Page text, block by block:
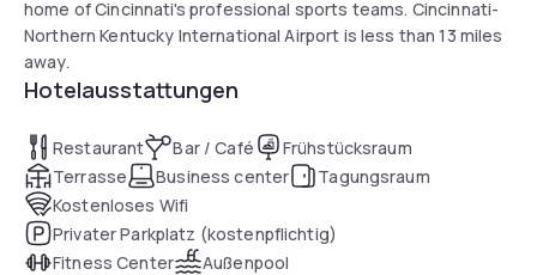
home of Cincinnati's professional sports teams. Cincinnati-
Northern Kentucky International Airport is less than 13 miles
away.
Hotelausstattungen
Restaurant Bar / Café
Frühstücksraum
Terrasse
Business center
Tagungsraum
Kostenloses Wifi
Privater Parkplatz (kostenpflichtig)
Fitness Center
Außenpool